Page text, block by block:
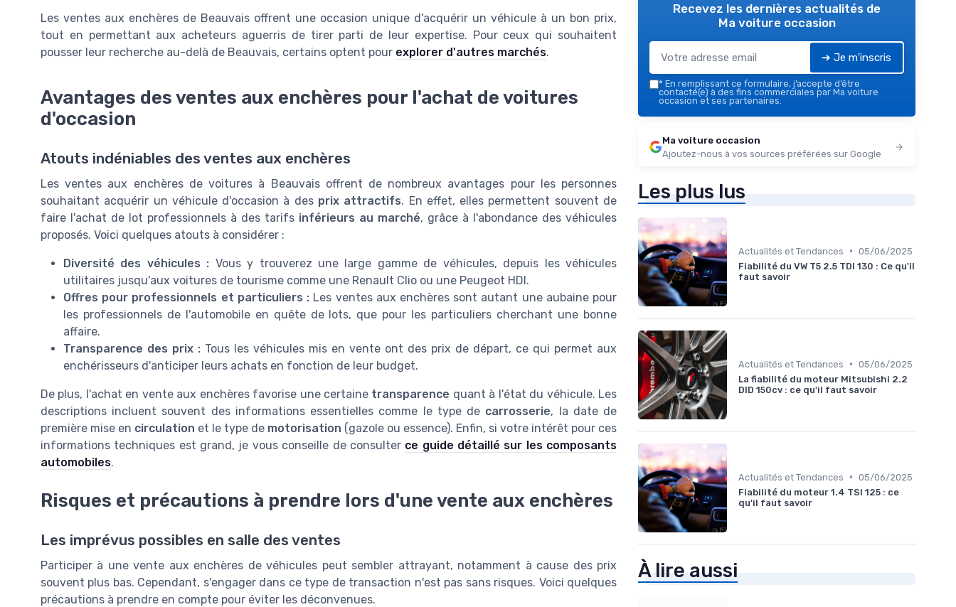
Les ventes aux enchères de Beauvais offrent une occasion unique d'acquérir un véhicule à un bon prix,
tout en permettant aux acheteurs aguerris de tirer parti de leur expertise. Pour ceux qui souhaitent
pousser leur recherche au-delà de Beauvais, certains optent pour explorer d'autres marchés.
Avantages des ventes aux enchères pour l'achat de voitures
d'occasion
Atouts indéniables des ventes aux enchères
Les ventes aux enchères de voitures à Beauvais offrent de nombreux avantages pour les personnes
souhaitant acquérir un véhicule d'occasion à des prix attractifs. En effet, elles permettent souvent de
faire l'achat de lot professionnels à des tarifs inférieurs au marché, grâce à l'abondance des véhicules
proposés. Voici quelques atouts à considérer :
Diversité des véhicules : Vous y trouverez une large gamme de véhicules, depuis les véhicules
utilitaires jusqu'aux voitures de tourisme comme une Renault Clio ou une Peugeot HDI.
Offres pour professionnels et particuliers : Les ventes aux enchères sont autant une aubaine pour
les professionnels de l'automobile en quête de lots, que pour les particuliers cherchant une bonne
affaire.
Transparence des prix : Tous les véhicules mis en vente ont des prix de départ, ce qui permet aux
enchérisseurs d'anticiper leurs achats en fonction de leur budget.
De plus, l'achat en vente aux enchères favorise une certaine transparence quant à l'état du véhicule. Les
descriptions incluent souvent des informations essentielles comme le type de carrosserie, la date de
première mise en circulation et le type de motorisation (gazole ou essence). Enfin, si votre intérêt pour ces
informations techniques est grand, je vous conseille de consulter ce guide détaillé sur les composants
automobiles.
Risques et précautions à prendre lors d'une vente aux enchères
Les imprévus possibles en salle des ventes
Participer à une vente aux enchères de véhicules peut sembler attrayant, notamment à cause des prix
souvent plus bas. Cependant, s'engager dans ce type de transaction n'est pas sans risques. Voici quelques
précautions à prendre en compte pour éviter les déconvenues.
Recevez les dernières actualités de
Ma voiture occasion
➔ Je m'inscris
* En remplissant ce formulaire, j’accepte d’être
contacté(e) à des fins commerciales par Ma voiture
occasion et ses partenaires.
Ma voiture occasion
Ajoutez-nous à vos sources préférées sur Google
Les plus lus
Actualités et Tendances • 05/06/2025
Fiabilité du VW T5 2.5 TDI 130 : Ce qu'il
faut savoir
Actualités et Tendances • 05/06/2025
La fiabilité du moteur Mitsubishi 2.2
DID 150cv : ce qu'il faut savoir
Actualités et Tendances • 05/06/2025
Fiabilité du moteur 1.4 TSI 125 : ce
qu'il faut savoir
À lire aussi